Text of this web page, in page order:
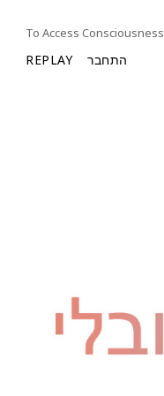
To Access Consciousness
REPLAY התחבר